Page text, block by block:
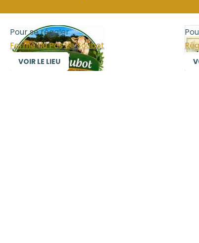
Pour se régaler
Ferme du Pas de Soubot
VOIR LE LIEU